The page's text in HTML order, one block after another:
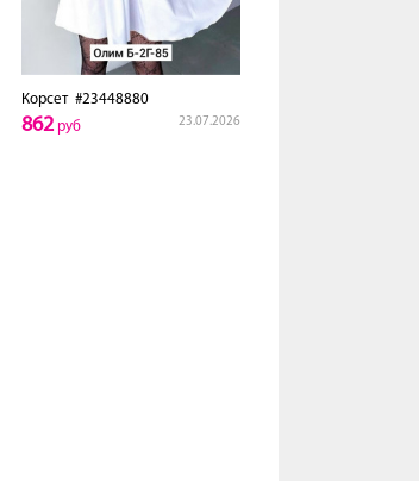
Корсет#23448880
23.07.2026
862руб